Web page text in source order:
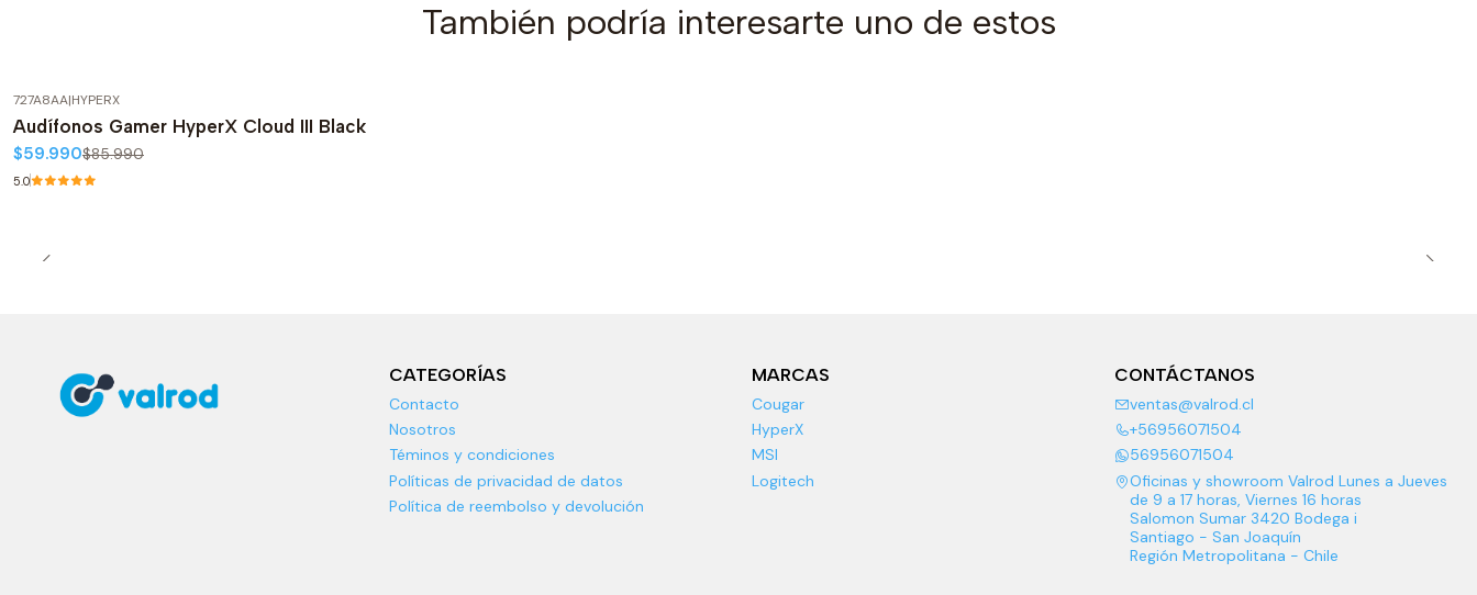
También podría interesarte uno de estos
OFF
Agotado
727A8AA|HYPERX
Audífonos Gamer HyperX Cloud III Black
$59.990$85.990
5.0
CATEGORÍAS
Contacto
Nosotros
Téminos y condiciones
Políticas de privacidad de datos
Política de reembolso y devolución
MARCAS
Cougar
HyperX
MSI
Logitech
CONTÁCTANOS
ventas@valrod.cl
+56956071504
56956071504
Oficinas y showroom Valrod Lunes a Jueves
de 9 a 17 horas, Viernes 16 horas
Salomon Sumar 3420 Bodega i
Santiago - San Joaquín
Región Metropolitana - Chile